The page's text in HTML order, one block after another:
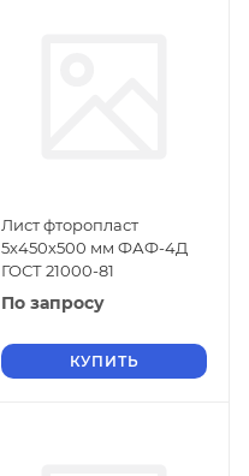
Лист фторопласт
5х450х500 мм ФАФ-4Д
ГОСТ 21000-81
По запросу
КУПИТЬ